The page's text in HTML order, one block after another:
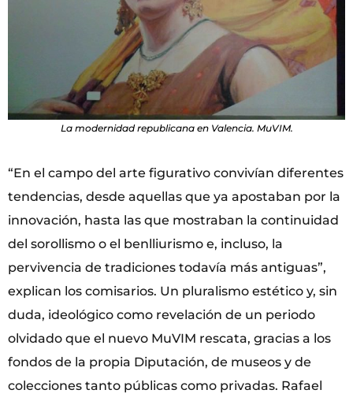
La modernidad republicana en Valencia. MuVIM.
“En el campo del arte figurativo convivían diferentes
tendencias, desde aquellas que ya apostaban por la
innovación, hasta las que mostraban la continuidad
del sorollismo o el benlliurismo e, incluso, la
pervivencia de tradiciones todavía más antiguas”,
explican los comisarios. Un pluralismo estético y, sin
duda, ideológico como revelación de un periodo
olvidado que el nuevo MuVIM rescata, gracias a los
fondos de la propia Diputación, de museos y de
colecciones tanto públicas como privadas. Rafael